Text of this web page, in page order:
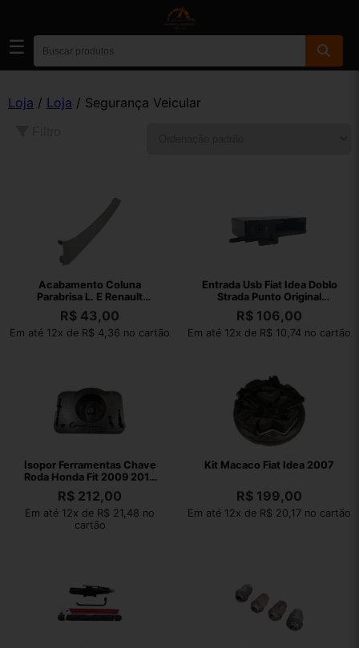
☰
Loja / Loja / Segurança Veicular
Acabamento Coluna
Parabrisa L. E Renault
Sandero Orig Usado
R$ 43,00
Em até 12x de R$ 4,36 no cartão
Entrada Usb Fiat Idea Doblo
Strada Punto Original
51805602 2
R$ 106,00
Em até 12x de R$ 10,74 no cartão
Isopor Ferramentas Chave
Roda Honda Fit 2009 2014
Avaria
R$ 212,00
Em até 12x de R$ 21,48 no
cartão
Kit Macaco Fiat Idea 2007
R$ 199,00
Em até 12x de R$ 20,17 no cartão